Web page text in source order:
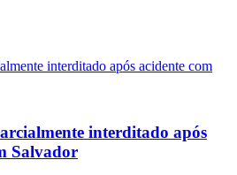
interditado após
Salvador